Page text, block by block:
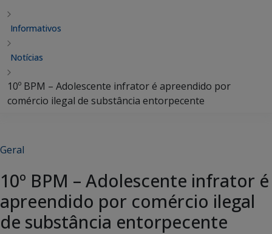
Informativos
Notícias
10º BPM – Adolescente infrator é apreendido por
comércio ilegal de substância entorpecente
Geral
10º BPM – Adolescente infrator é
apreendido por comércio ilegal
de substância entorpecente